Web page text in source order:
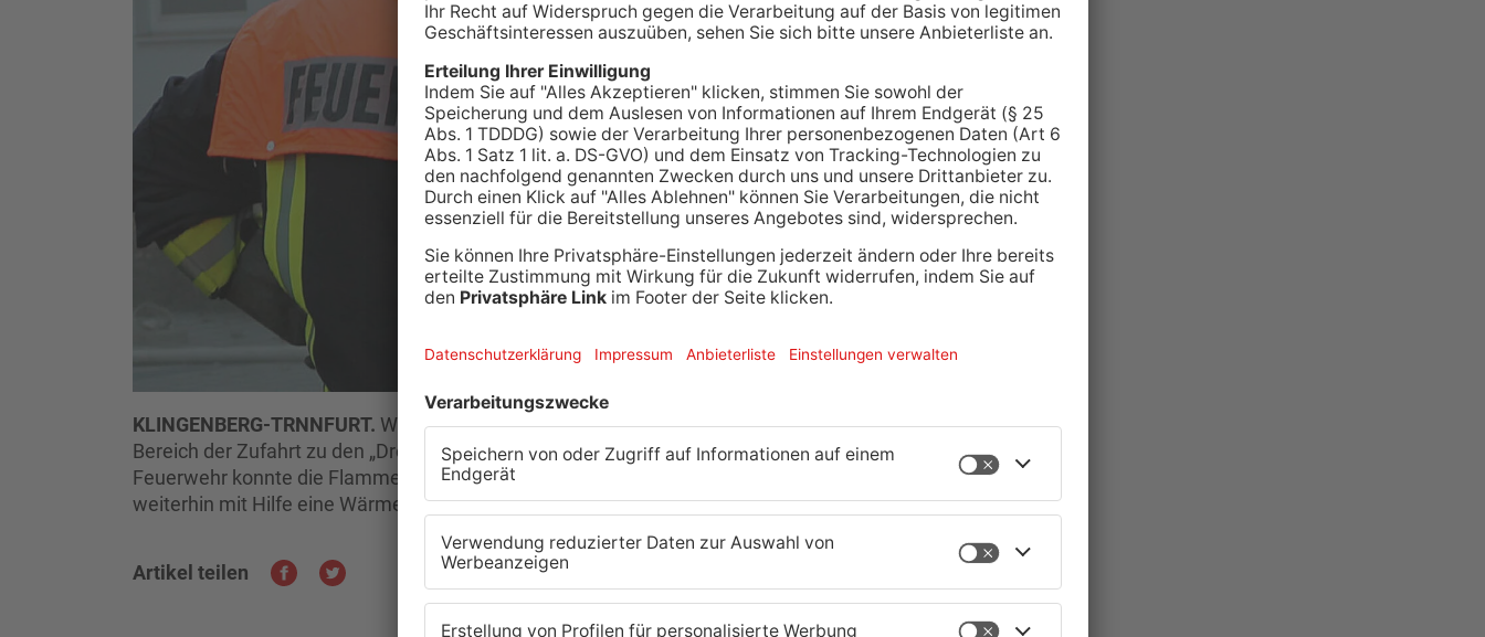
KLINGENBERG-TRNNFURT. Waldbrand am Nachmittag bei Klingenberg-Trennfurt. Im
Bereich der Zufahrt zu den „Drei Steinen“ brannten rund 30 Quadratmeter Waldboden. Die
Feuerwehr konnte die Flammen schnell unter Kontrolle bringen und kontrollierte die Fläche
weiterhin mit Hilfe eine Wärmebildkamera. Die Brandursache ist noch unklar.
Artikel teilen